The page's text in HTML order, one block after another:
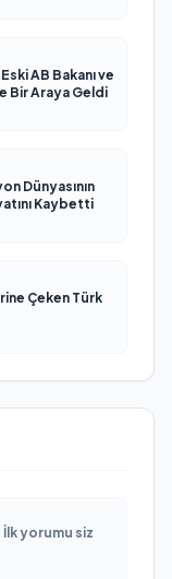
AB Bakanı ve
Bir Araya Geldi
Dünyasının
Kaybetti
Çeken Türk
İlk yorumu siz